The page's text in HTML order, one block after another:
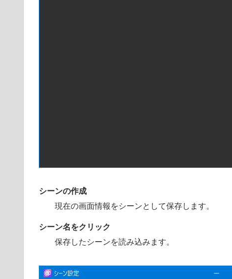
シーンの作成
現在の画面情報をシーンとして保存します。
シーン名をクリック
保存したシーンを読み込みます。